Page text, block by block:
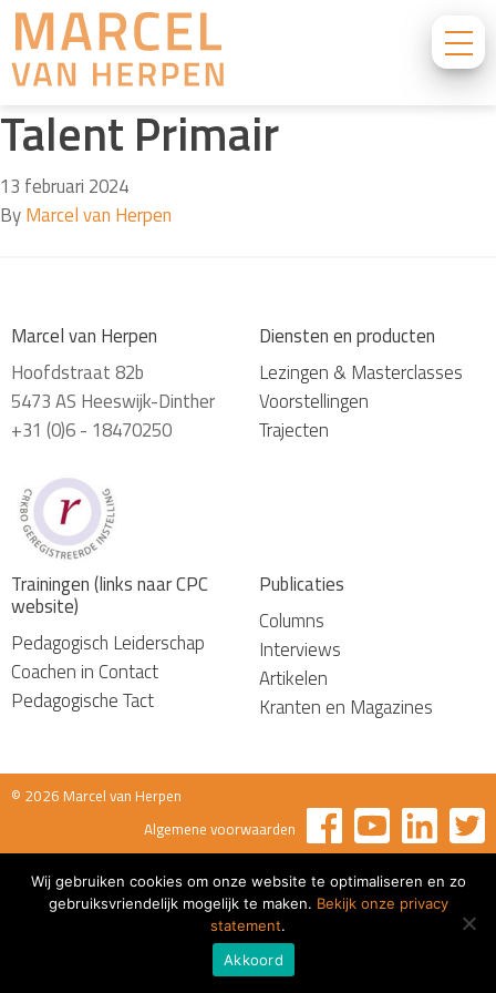
Talent Primair
13 februari 2024
ByMarcel van Herpen
Marcel van Herpen
Hoofdstraat 82b
5473 AS Heeswijk-Dinther
+31 (0)6 - 18470250
Diensten en producten
Lezingen & Masterclasses
Voorstellingen
Trajecten
Trainingen (links naar CPC
website)
Pedagogisch Leiderschap
Coachen in Contact
Pedagogische Tact
Publicaties
Columns
Interviews
Artikelen
Kranten en Magazines
© 2026 Marcel van Herpen
Algemene voorwaarden
Wij gebruiken cookies om onze website te optimaliseren en zo
gebruiksvriendelijk mogelijk te maken. Bekijk onze privacy
statement.
Akkoord